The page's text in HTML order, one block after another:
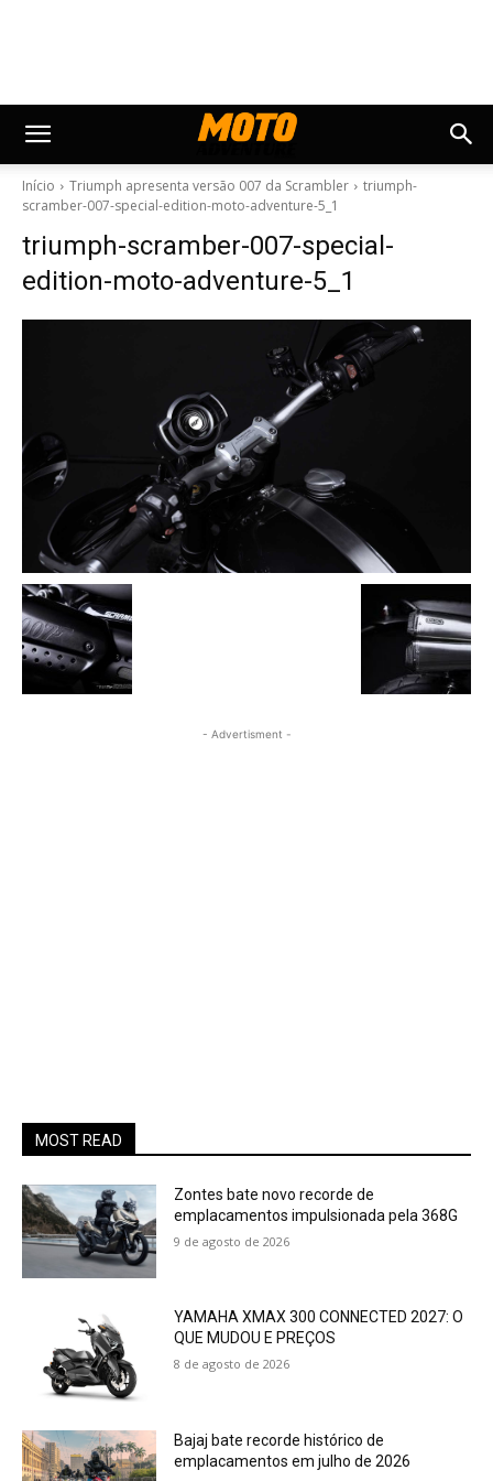
Início Triumph apresenta versão 007 da Scrambler
triumph-
scramber-007-special-edition-moto-adventure-5_1
triumph-scramber-007-special-
edition-moto-adventure-5_1
- Advertisment -
MOST READ
Zontes bate novo recorde de
emplacamentos impulsionada pela 368G
9 de agosto de 2026
YAMAHA XMAX 300 CONNECTED 2027: O
QUE MUDOU E PREÇOS
8 de agosto de 2026
Bajaj bate recorde histórico de
emplacamentos em julho de 2026